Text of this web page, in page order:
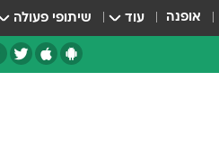
אופנה עוד שיתופי פעולה